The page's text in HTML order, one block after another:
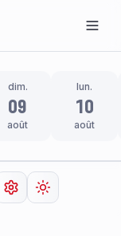
dim.
09
août
lun.
10
août
Ouvrir lesChanger de